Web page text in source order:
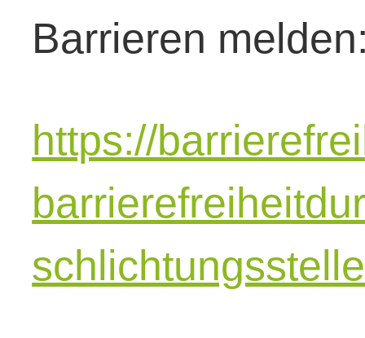
Barrieren
https://
schlichtungsstelle